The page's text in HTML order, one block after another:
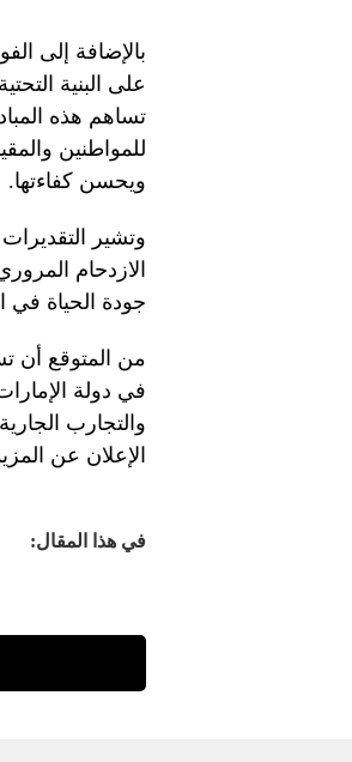
بالإضافة إلى
على البنية
تساهم هذه
للمواطنين
ويحسن كفاءتها.
وتشير
جودة الحياة في
من المتوقع أن
في دولة
والتجارب
الإعلان عن
في هذا المقال: